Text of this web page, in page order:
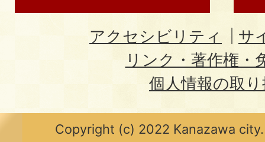
アクセシビリティ
サ
リンク・著作権・
個人情報の取
Copyright (c) 2022 Kanazawa